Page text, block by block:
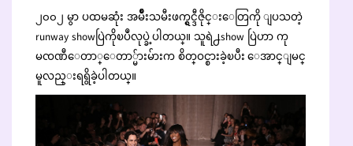
၂၀၀၂ မွာ ပထမဆုံး အမ်ဳိးသမီးဖက္ရွင္ဒီဇိုင္းေတြကို ျပသတဲ့
runway showပြဲကိုၿပဳလုပ္ခဲ့ပါတယ္။ သူရဲ႕show ပြဲဟာ ကု
မၸဏီေတာ္ေတာ္မ်ားမ်ားက စိတ္ဝင္စားခဲ့ၿပီး ေအာင္ျမင္
မူလည္းရရွိခဲ့ပါတယ္။